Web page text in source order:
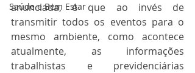
Saúde e Bem Estar
anunciada, é que ao invés de
transmitir todos os eventos para o
mesmo ambiente, como acontece
atualmente, as informações
trabalhistas e previdenciárias